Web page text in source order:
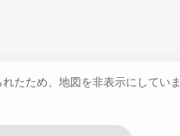
たため、地図を非表示にしていま